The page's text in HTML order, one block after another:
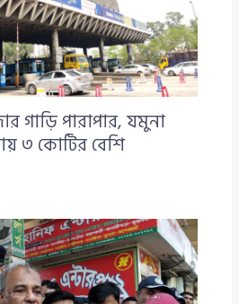
গাড়ি পারাপার, যমুনা
৩ কোটির বেশি